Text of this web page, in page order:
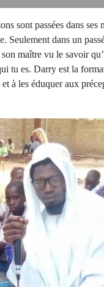
sont passées dans ses
dans un
maître vu le savoir
tu es. Darry est la
à les éduquer aux